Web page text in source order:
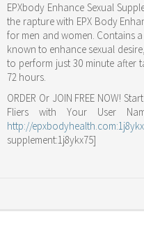
EPXbody Enhance Sexual
the rapture with EPX Body Enhance. It’s the ultimate sexual
for men and women. Contains a potent blend of all-natural ingredients
known to enhance sexual desire,
to perform just 30 minute after
72 hours.
ORDER Or JOIN FREE NOW!
Fliers with Your User
http://
supplement:1j8ykx75]